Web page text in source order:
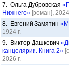
7. Ольга Дубровская
Нижнего» [роман], 2024
8. Евгений Замятин
1924 г.
9. Виктор Дашкевич
канцелярии. Книга 2»
2026 г.